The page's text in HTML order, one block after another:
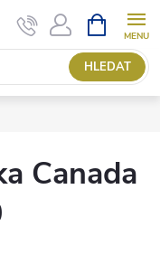
HLEDAT
NÁKUPNÍ
KOŠÍK
Canada